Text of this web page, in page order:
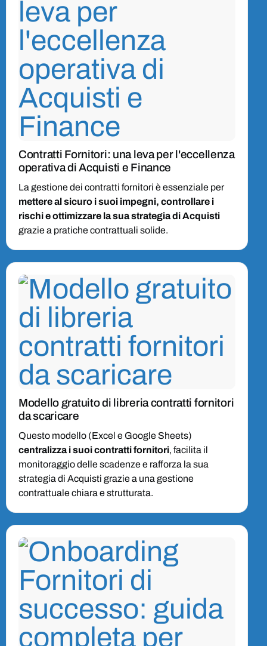
Contratti Fornitori: una leva per l'eccellenza
operativa di Acquisti e Finance
La gestione dei contratti fornitori è essenziale per
mettere al sicuro i suoi impegni, controllare i
rischi e ottimizzare la sua strategia di Acquisti
grazie a pratiche contrattuali solide.
Modello gratuito di libreria contratti fornitori
da scaricare
Questo modello (Excel e Google Sheets)
centralizza i suoi contratti fornitori, facilita il
monitoraggio delle scadenze e rafforza la sua
strategia di Acquisti grazie a una gestione
contrattuale chiara e strutturata.